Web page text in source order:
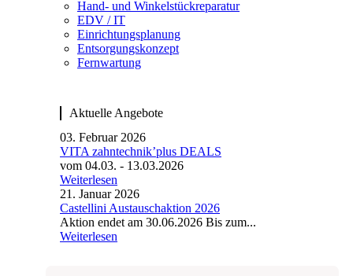
Hand- und Winkelstück­reparatur
EDV / IT
Einrichtungsplanung
Entsorgungskonzept
Fernwartung
Aktuelle Angebote
03. Februar 2026
VITA zahntechnik’plus DEALS
vom 04.03. - 13.03.2026
Weiterlesen
21. Januar 2026
Castellini Austauschaktion 2026
Aktion endet am 30.06.2026 Bis zum...
Weiterlesen